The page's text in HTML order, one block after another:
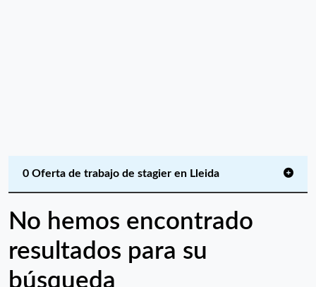
0 Oferta de trabajo de stagier en Lleida
No hemos encontrado
resultados para su
búsqueda